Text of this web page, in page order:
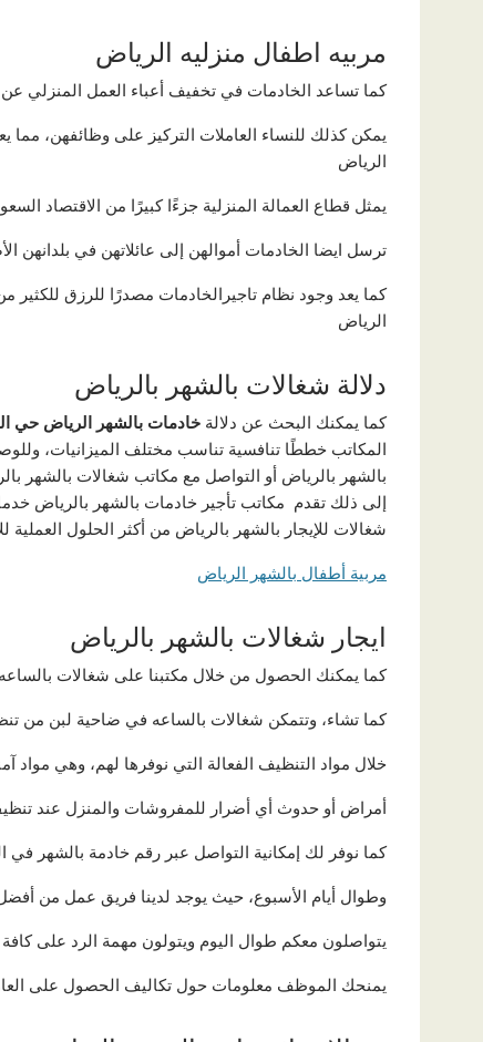
مربيه اطفال منزليه الرياض
كما تساعد الخادمات في تخفيف أعباء العمل المنزلي عن
يمكن كذلك للنساء العاملات التركيز على وظائفهن، مما
الرياض
يمثل قطاع العمالة المنزلية جزءًا كبيرًا من الاقتصاد
ترسل ايضا الخادمات أموالهن إلى عائلاتهن في بلدانهن
كما يعد وجود نظام تاجيرالخادمات مصدرًا للرزق
الرياض
دلالة شغالات بالشهر بالرياض
كما يمكنك البحث عن دلالة خادمات بالشهر الرياض حي
المكاتب خططًا تنافسية تناسب مختلف الميزانيات،
بالشهر بالرياض أو التواصل مع مكاتب شغالات بالشهر
إلى ذلك تقدم مكاتب تأجير خادمات بالشهر بالرياض
شغالات للإيجار بالشهر بالرياض من أكثر الحلول
مربية أطفال بالشهر الرياض
ايجار شغالات بالشهر بالرياض
كما يمكنك الحصول من خلال مكتبنا على شغالات
كما تشاء، وتتمكن شغالات بالساعه في ضاحية لبن من
خلال مواد التنظيف الفعالة التي نوفرها لهم، وهي
أمراض أو حدوث أي أضرار للمفروشات والمنزل عند
كما نوفر لك إمكانية التواصل عبر رقم خادمة بالشهر في
وطوال أيام الأسبوع، حيث يوجد لدينا فريق عمل من
يتواصلون معكم طوال اليوم ويتولون مهمة الرد على
يمنحك الموظف معلومات حول تكاليف الحصول على